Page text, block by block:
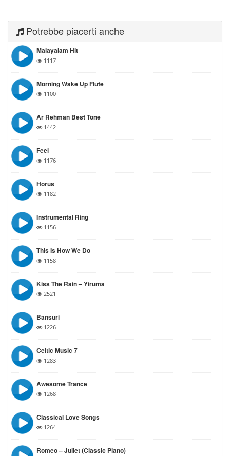
Potrebbe piacerti anche
Malayalam Hit
1117
Morning Wake Up Flute
1100
Ar Rehman Best Tone
1442
Feel
1176
Horus
1182
Instrumental Ring
1156
This Is How We Do
1158
Kiss The Rain – Yiruma
2521
Bansuri
1226
Celtic Music 7
1283
Awesome Trance
1268
Classical Love Songs
1264
Romeo – Juliet (Classic Piano)